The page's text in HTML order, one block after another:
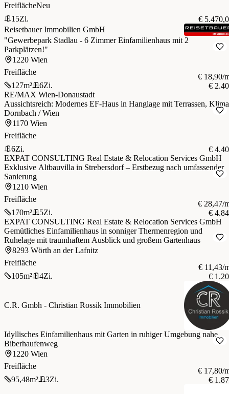
FreiflächeNeu
15Zi.
€
Reisetbauer Immobilien GmbH
"Gewerbepark Stadlau - 6 Zimmer Einfamilienhaus mit 2
Parkplätzen!"
1220 Wien
Freifläche
127m² 6Zi.
€ 18,90/
€
RE/MAX Wien-Donaustadt
Aussichtsreich: Modernes EF-Haus in Hanglage mit Terrassen,
Dornbach / Wien
1170 Wien
Freifläche
6Zi.
€
EXPAT CONSULTING Real Estate & Relocation Services GmbH
Exklusive Altbauvilla in Strebersdorf – Erstbezug nach umfassender
Sanierung
1210 Wien
Freifläche
170m² 5Zi.
€ 28,47/
€
EXPAT CONSULTING Real Estate & Relocation Services GmbH
Gemütliches Einfamilienhaus in sonniger Thermenregion und
Ruhelage mit traumhaftem Ausblick und großem Gartenhaus
8293 Wörth an der Lafnitz
Freifläche
105m² 4Zi.
€ 11,43/
€
C.R. Gmbh - Christian Rossik Immobilien
Idyllisches Einfamilienhaus mit Garten in ruhiger Umgebung nahe
Biberhaufenweg
1220 Wien
Freifläche
95,48m² 3Zi.
€ 17,80/
€